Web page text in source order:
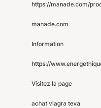
https://manade.com/
manade.com
Information
https://
Visitez la page
achat viagra teva